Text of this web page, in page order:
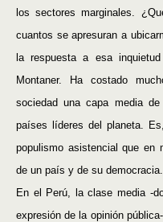
los sectores marginales.
cuantos se apresuran a
la respuesta a esa
Montaner. Ha costado
sociedad una capa media
países líderes del planeta.
populismo asistencial que en
de un país y de su democracia.
En el Perú, la clase media -
expresión de la opinión